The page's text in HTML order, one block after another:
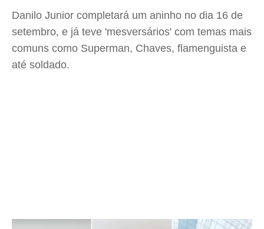
Danilo Junior completará um aninho no dia 16 de
setembro, e já teve 'mesversários' com temas mais
comuns como Superman, Chaves, flamenguista e
até soldado.